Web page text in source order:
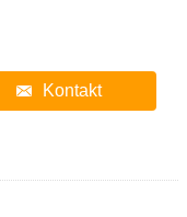
Kontakt